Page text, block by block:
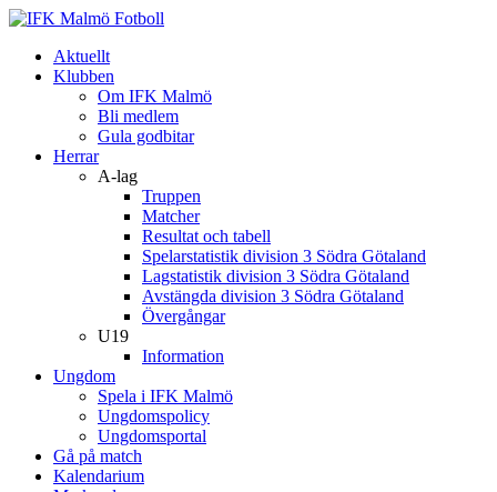
Aktuellt
Klubben
Om IFK Malmö
Bli medlem
Gula godbitar
Herrar
A-lag
Truppen
Matcher
Resultat och tabell
Spelarstatistik division 3 Södra Götaland
Lagstatistik division 3 Södra Götaland
Avstängda division 3 Södra Götaland
Övergångar
U19
Information
Ungdom
Spela i IFK Malmö
Ungdomspolicy
Ungdomsportal
Gå på match
Kalendarium